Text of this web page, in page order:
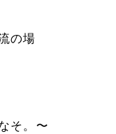
の場
そ。〜